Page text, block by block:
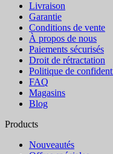
Livraison
Garantie
Conditions de vente
À propos de nous
Paiements sécurisés
Droit de rétractation
Politique de
FAQ
Magasins
Blog
Products
Nouveautés